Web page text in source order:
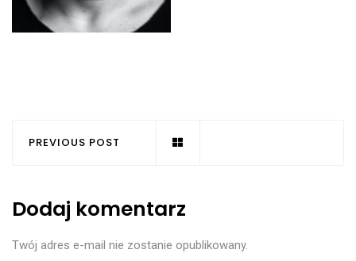
PREVIOUS POST
Dodaj komentarz
Twój adres e-mail nie zostanie opublikowany.